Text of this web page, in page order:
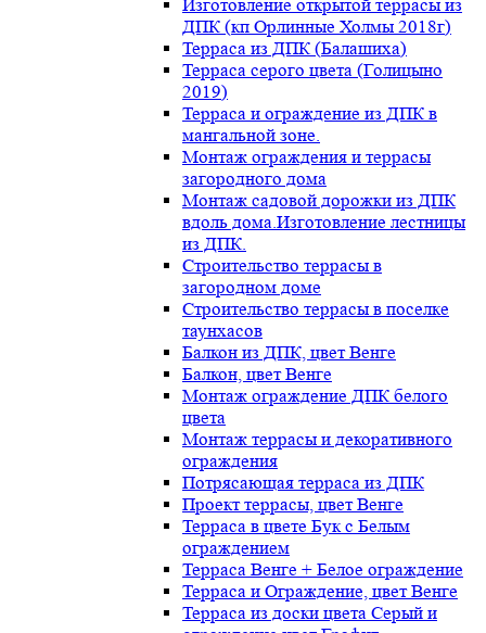
Изготовление открытой террасы из
ДПК (кп Орлинные Холмы 2018г)
Терраса из ДПК (Балашиха)
Терраса серого цвета (Голицыно
2019)
Терраса и ограждение из ДПК в
мангальной зоне.
Монтаж ограждения и террасы
загородного дома
Монтаж садовой дорожки из ДПК
вдоль дома.Изготовление лестницы
из ДПК.
Строительство террасы в
загородном доме
Строительство террасы в поселке
таунхасов
Балкон из ДПК, цвет Венге
Балкон, цвет Венге
Монтаж ограждение ДПК белого
цвета
Монтаж террасы и декоративного
ограждения
Потрясающая терраса из ДПК
Проект террасы, цвет Венге
Терраса в цвете Бук с Белым
ограждением
Терраса Венге + Белое ограждение
Терраса и Ограждение, цвет Венге
Терраса из доски цвета Серый и